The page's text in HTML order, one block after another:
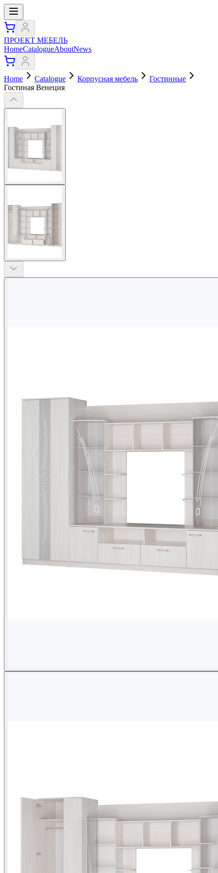
ПРОЕКТ МЕБЕЛЬ
HomeCatalogueAboutNews
Home Catalogue Корпусная мебель
Гостинные
Гостиная Венеция